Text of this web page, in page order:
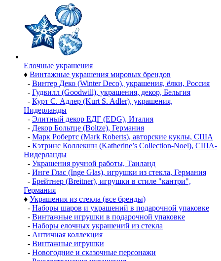
Елочные украшения
♦ Винтажные украшения мировых брендов
- Винтер Деко (Winter Deco), украшения, ёлки, Россия
- Гудвилл (Goodwill), украшения, декор, Бельгия
- Курт С. Адлер (Kurt S. Adler), украшения,
Нидерланды
- Элитный декор ЕДГ (EDG), Италия
- Декор Больтце (Boltze), Германия
- Марк Робертс (Mark Roberts), авторские куклы, США
- Кэтринс Коллекшн (Katherine’s Collection-Noel), США-
Нидерланды
- Украшения ручной работы, Таиланд
- Инге Глас (Inge Glas), игрушки из стекла, Германия
- Брейтнер (Breitner), игрушки в стиле "кантри",
Германия
♦ Украшения из стекла (все бренды)
- Наборы шаров и украшений в подарочной упаковке
- Винтажные игрушки в подарочной упаковке
- Наборы елочных украшений из стекла
- Античная коллекция
- Винтажные игрушки
- Новогодние и сказочные персонажи